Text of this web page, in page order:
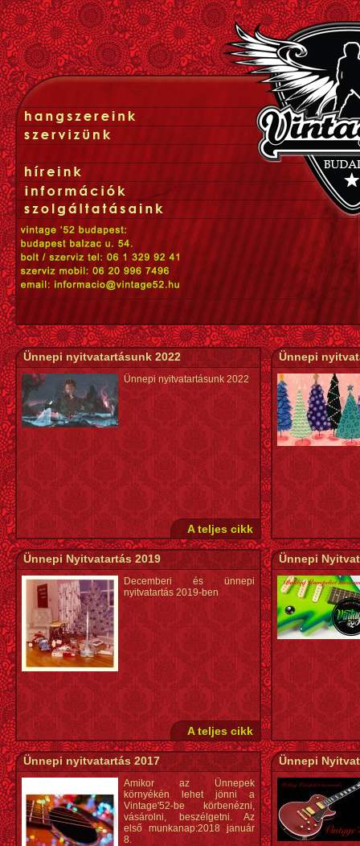
Ünnepi nyitvatartásunk 2022
Ünnepi nyitvatartásunk 2022
A teljes cikk
Ünnepi
Ünnepi Nyitvatartás 2019
Decemberi és ünnepi
nyitvatartás 2019-ben
A teljes cikk
Ünnepi
Ünnepi nyitvatartás 2017
Amikor az Ünnepek
környékén lehet jönni a
Vintage'52-be körbenézni,
vásárolni, beszélgetni. Az
első munkanap:2018 január
8.
Ünnepi